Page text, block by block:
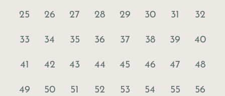
25 26 27 28 29 30 31 32
33 34 35 36 37 38 39 40
41 42 43 44 45 46 47 48
49 50 51 52 53 54 55 56